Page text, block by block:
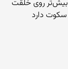
بیش‌تر روی خلقت
سکوت دارد